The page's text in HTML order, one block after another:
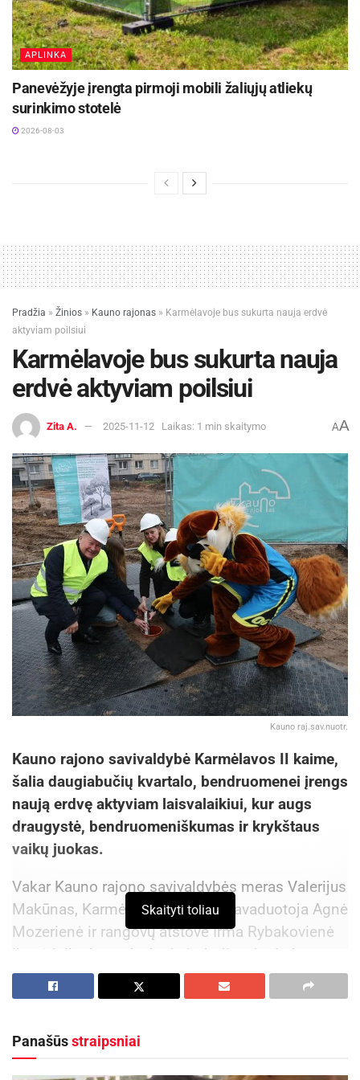
APLINKA
Panevėžyje įrengta pirmoji mobili žaliųjų atliekų
surinkimo stotelė
2026-08-03
Pradžia » Žinios » Kauno rajonas » Karmėlavoje bus sukurta nauja erdvė
aktyviam poilsiui
Karmėlavoje bus sukurta nauja
erdvė aktyviam poilsiui
Zita A. 2025-11-12 Laikas: 1 min skaitymo AA
Kauno raj.sav.nuotr.
Kauno rajono savivaldybė Karmėlavos II kaime,
šalia daugiabučių kvartalo, bendruomenei įrengs
naują erdvę aktyviam laisvalaikiui, kur augs
draugystė, bendruomeniškumas ir krykštaus
vaikų juokas.
Vakar Kauno rajono savivaldybės meras Valerijus
Makūnas, Karmėlavos seniūno pavaduotoja Agnė
Mozerienė ir rangovų atstovė Irma Rybakovienė
įkasė laiko kapsulę, kuri simbolizuoja darbų
pradžią.
gatvės dviračių ir pėsčiųjų takas
Skaityti toliau
Panašūsstraipsniai